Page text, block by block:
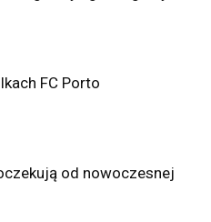
FC Porto
od nowoczesnej